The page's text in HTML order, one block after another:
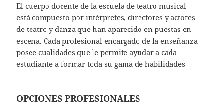
El cuerpo docente de la escuela de teatro musical
está compuesto por intérpretes, directores y actores
de teatro y danza que han aparecido en puestas en
escena. Cada profesional encargado de la enseñanza
posee cualidades que le permite ayudar a cada
estudiante a formar toda su gama de habilidades.
OPCIONES PROFESIONALES